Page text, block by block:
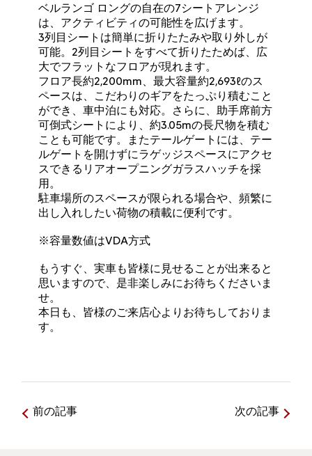
ベルランゴ ロングの自在の7シートアレンジ
は、アクティビティの可能性を広げます。
3列目シートは簡単に折りたたみや取り外しが
可能。2列目シートをすべて折りたためば、広
大でフラットなフロアが現れます。
フロア長約2,200mm、最大容量約2,693ℓのス
ペースは、こだわりのギアをたっぷり積むこと
ができ、車中泊にも対応。さらに、助手席前方
可倒式シートにより、約3.05mの長尺物を積む
ことも可能です。またテールゲートには、テー
ルゲートを開けずにラゲッジスペースにアクセ
スできるリアオープニングガラスハッチを採
用。
駐車場所のスペースが限られる場合や、頻繁に
出し入れしたい荷物の積載に便利です。
※容量数値はVDA方式
もうすぐ、実車も皆様に見せることが出来ると
思いますので、是非楽しみにお待ちくださいま
せ。
本日も、皆様のご来店心よりお待ちしておりま
す。
前の記事 次の記事